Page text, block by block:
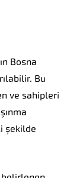
Bosna
Bu
ve sahipleri
şekilde